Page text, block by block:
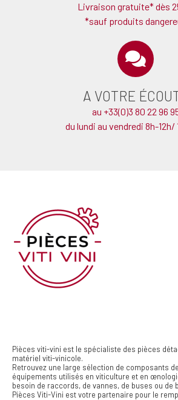
Livraison gratuite* dès
*sauf produits
A VOTRE
au +33(0)3 80 22 96
du lundi au vendredi 8h-12h/
Pièces viti-vini est le spécialiste des pièces
matériel viti-vinicole.
Retrouvez une large sélection de composants
équipements utilisés en viticulture et en
besoin de raccords, de vannes, de buses ou de
Pièces Viti-Vini est votre partenaire pour le